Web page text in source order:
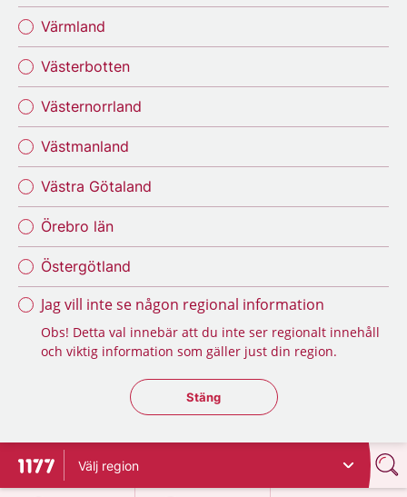
Värmland
Västerbotten
Västernorrland
Västmanland
Västra Götaland
Örebro län
Östergötland
Jag vill inte se någon regional information
Obs! Detta val innebär att du inte ser regionalt innehåll
och viktig information som gäller just din region.
Stäng regionsväljaren
Stäng
Till startsidan för 1177
Välj region
på 1177.se
på 1177.se